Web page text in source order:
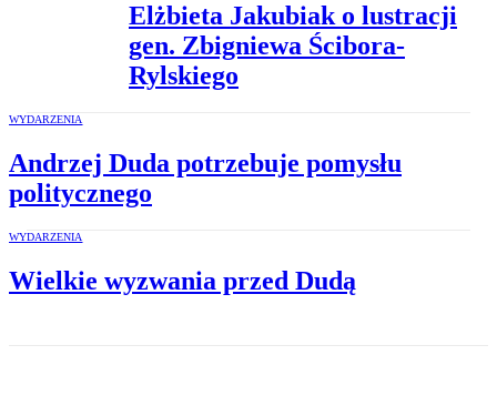
Elżbieta Jakubiak o lustracji
gen. Zbigniewa Ścibora-
Rylskiego
WYDARZENIA
Andrzej Duda potrzebuje pomysłu
politycznego
WYDARZENIA
Wielkie wyzwania przed Dudą